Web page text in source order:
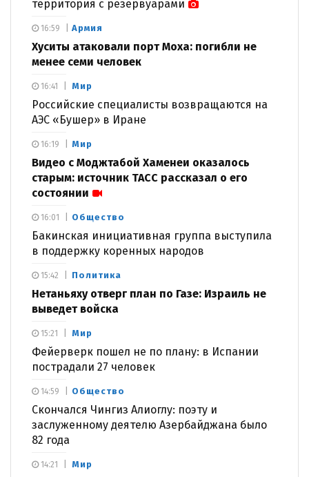
территория с резервуарами
Армия
Хуситы атаковали порт Моха: погибли не
менее семи человек
16:59
Мир
Российские специалисты возвращаются на
АЭС «Бушер» в Иране
16:41
Мир
Видео с Моджтабой Хаменеи оказалось
старым: источник ТАСС рассказал о его
состоянии
16:19
Общество
Бакинская инициативная группа выступила
в поддержку коренных народов
16:01
Политика
Нетаньяху отверг план по Газе: Израиль не
выведет войска
15:42
Мир
Фейерверк пошел не по плану: в Испании
пострадали 27 человек
15:21
Общество
Скончался Чингиз Алиоглу: поэту и
заслуженному деятелю Азербайджана было
82 года
14:59
Мир
14:21